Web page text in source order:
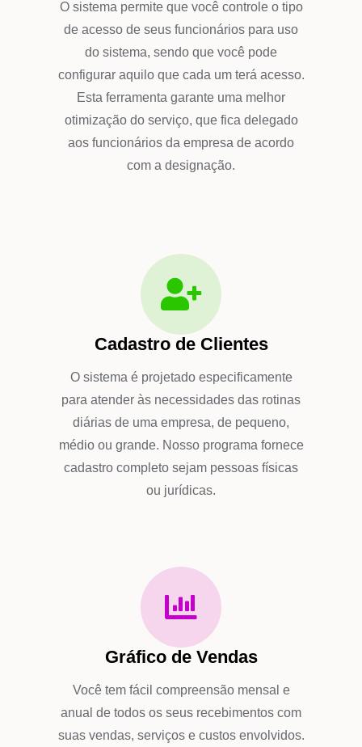
O sistema permite que você controle o tipo
de acesso de seus funcionários para uso
do sistema, sendo que você pode
configurar aquilo que cada um terá acesso.
Esta ferramenta garante uma melhor
otimização do serviço, que fica delegado
aos funcionários da empresa de acordo
com a designação.
Cadastro de Clientes
O sistema é projetado especificamente
para atender às necessidades das rotinas
diárias de uma empresa, de pequeno,
médio ou grande. Nosso programa fornece
cadastro completo sejam pessoas físicas
ou jurídicas.
Gráfico de Vendas
Você tem fácil compreensão mensal e
anual de todos os seus recebimentos com
suas vendas, serviços e custos envolvidos.